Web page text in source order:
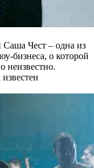
Чест – одна из
бизнеса, о которой
неизвестно.